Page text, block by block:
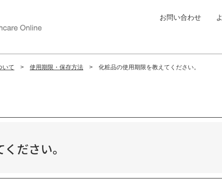
お問い合わせ
いて 使用期限・保存方法 化粧品の使用期限を教えてください。
ださい。